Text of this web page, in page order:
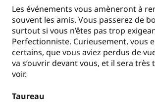
Les événements vous amèneront à
souvent les amis. Vous passerez de
surtout si vous n’êtes pas trop
Perfectionniste. Curieusement, vous
certains, que vous aviez perdus de
va s’ouvrir devant vous, et il sera très
voir.
Taureau